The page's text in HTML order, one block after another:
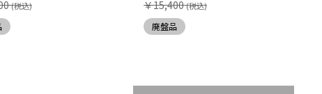
￥15,400
廃盤品